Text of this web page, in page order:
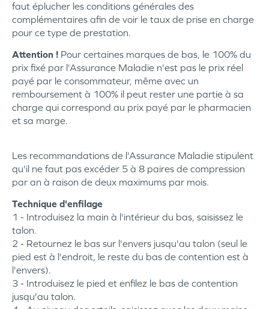
faut éplucher les conditions générales des
complémentaires afin de voir le taux de prise en charge
pour ce type de prestation.
Attention ! Pour certaines marques de bas, le 100% du
prix fixé par l'Assurance Maladie n'est pas le prix réel
payé par le consommateur, même avec un
remboursement à 100% il peut rester une partie à sa
charge qui correspond au prix payé par le pharmacien
et sa marge.
Les recommandations de l'Assurance Maladie stipulent
qu'il ne faut pas excéder 5 à 8 paires de compression
par an à raison de deux maximums par mois.
Technique d'enfilage
1 - Introduisez la main à l'intérieur du bas, saisissez le
talon.
2 - Retournez le bas sur l'envers jusqu'au talon (seul le
pied est à l'endroit, le reste du bas de contention est à
l'envers).
3 - Introduisez le pied et enfilez le bas de contention
jusqu'au talon.